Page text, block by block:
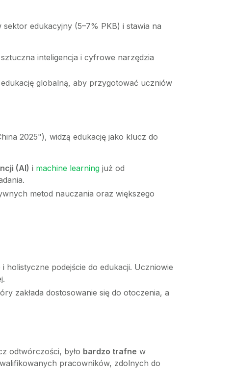
edukacyjny (5–7% PKB) i stawia na
inteligencja i cyfrowe narzędzia
globalną, aby przygotować uczniów
2025"), widzą edukację jako klucz do
(AI) i machine learning już od
metod nauczania oraz większego
holistyczne podejście do edukacji. Uczniowie
zakłada dostosowanie się do otoczenia, a
odtwórczości, było bardzo trafne w
pracowników, zdolnych do